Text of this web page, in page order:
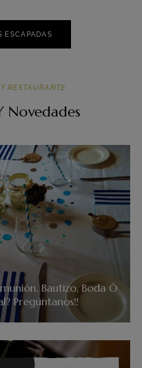
ESCAPADAS
RESTAURANTE
Novedades
Bautizo, Boda Ó
Pregúntanos!!